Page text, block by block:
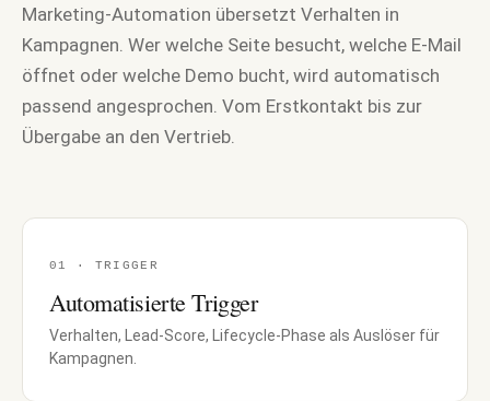
Marketing-Automation übersetzt Verhalten in
Kampagnen. Wer welche Seite besucht, welche E-Mail
öffnet oder welche Demo bucht, wird automatisch
passend angesprochen. Vom Erstkontakt bis zur
Übergabe an den Vertrieb.
01 · TRIGGER
Automatisierte Trigger
Verhalten, Lead-Score, Lifecycle-Phase als Auslöser für
Kampagnen.